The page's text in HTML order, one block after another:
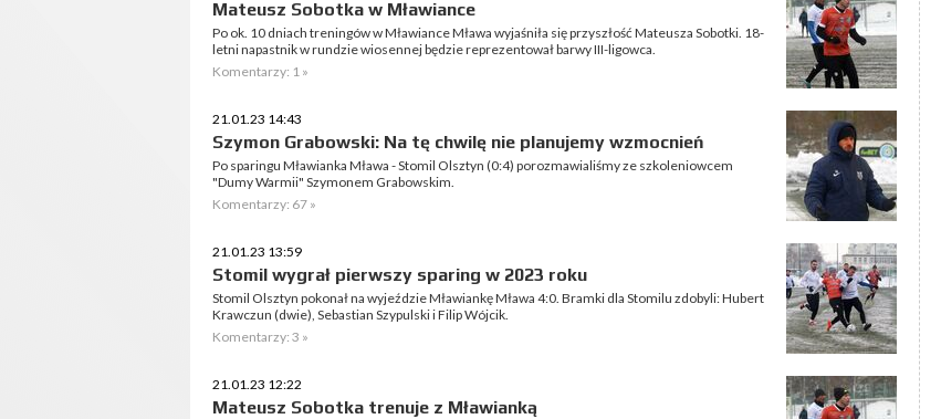
Mateusz Sobotka w Mławiance
Po ok. 10 dniach treningów w Mławiance Mława wyjaśniła się przyszłość Mateusza Sobotki. 18-
letni napastnik w rundzie wiosennej będzie reprezentował barwy III-ligowca.
Komentarzy: 1 »
21.01.23 14:43
Szymon Grabowski: Na tę chwilę nie planujemy wzmocnień
Po sparingu Mławianka Mława - Stomil Olsztyn (0:4) porozmawialiśmy ze szkoleniowcem
"Dumy Warmii" Szymonem Grabowskim.
Komentarzy: 67 »
21.01.23 13:59
Stomil wygrał pierwszy sparing w 2023 roku
Stomil Olsztyn pokonał na wyjeździe Mławiankę Mława 4:0. Bramki dla Stomilu zdobyli: Hubert
Krawczun (dwie), Sebastian Szypulski i Filip Wójcik.
Komentarzy: 3 »
21.01.23 12:22
Mateusz Sobotka trenuje z Mławianką